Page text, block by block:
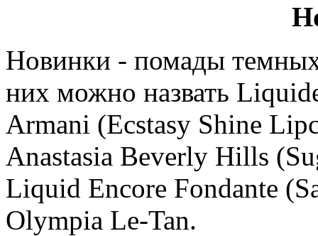
Новинки - помады
них можно назвать
Armani (Ecstasy Shine
Anastasia Beverly Hills
Liquid Encore Fondante
Olympia Le-Tan.